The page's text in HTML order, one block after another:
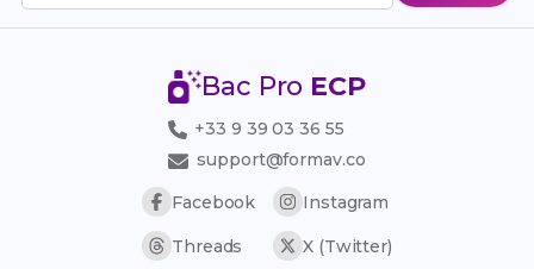
Bac Pro ECP
+33 9 39 03 36 55
support@formav.co
Facebook
Instagram
Threads X (Twitter)